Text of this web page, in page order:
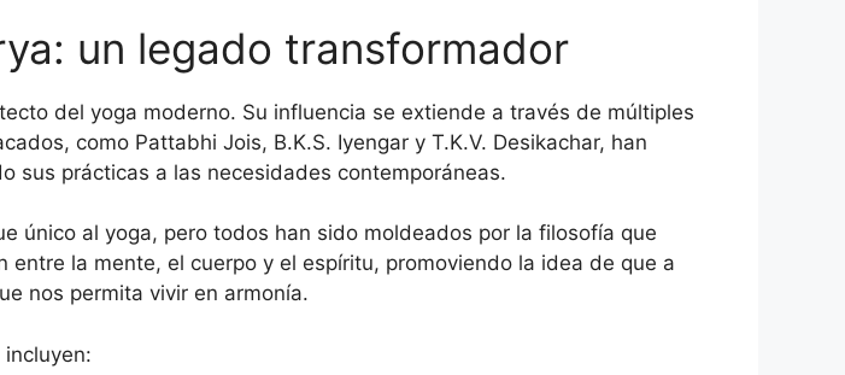
un legado transformador
del yoga moderno. Su influencia se extiende a través de múltiples
como Pattabhi Jois, B.K.S. Iyengar y T.K.V. Desikachar, han
sus prácticas a las necesidades contemporáneas.
único al yoga, pero todos han sido moldeados por la filosofía que
la mente, el cuerpo y el espíritu, promoviendo la idea de que a
nos permita vivir en armonía.